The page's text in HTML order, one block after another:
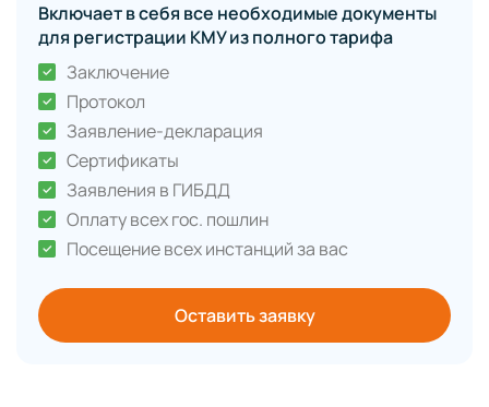
Включает в себя все необходимые документы
для регистрации КМУ из полного тарифа
Заключение
Протокол
Заявление-декларация
Сертификаты
Заявления в ГИБДД
Оплату всех гос. пошлин
Посещение всех инстанций за вас
Оставить заявку